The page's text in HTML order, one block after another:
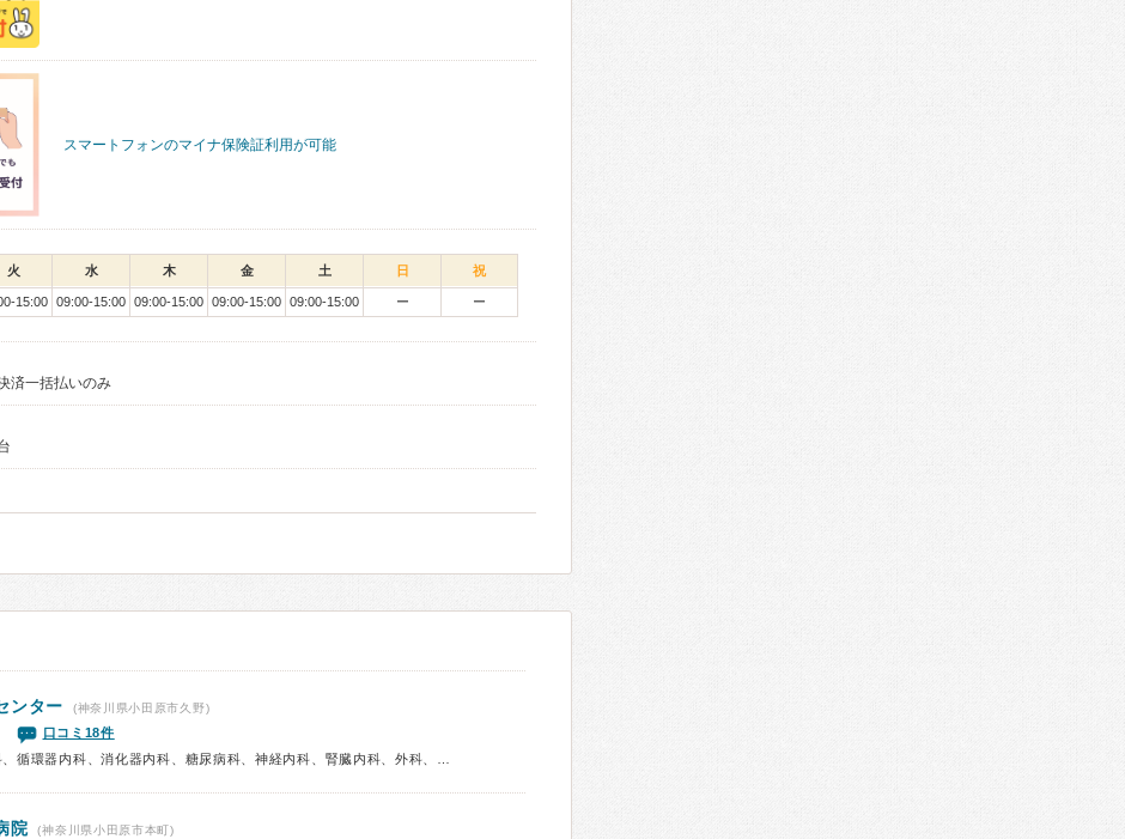
スマートフォンのマイナ保険証利用が可能
火 水 木 金 土 日 祝
15:00 09:00-15:00 09:00-15:00 09:00-15:00 09:00-15:00 ー ー
済一括払いのみ
ンター (神奈川県小田原市久野)
口コミ18件
院 (神奈川県小田原市本町)